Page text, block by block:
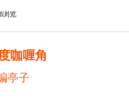
浏览
咖喱角
亭子